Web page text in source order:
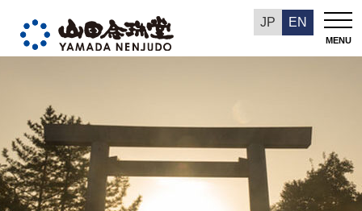
JP EN
MENU
数珠の選び方